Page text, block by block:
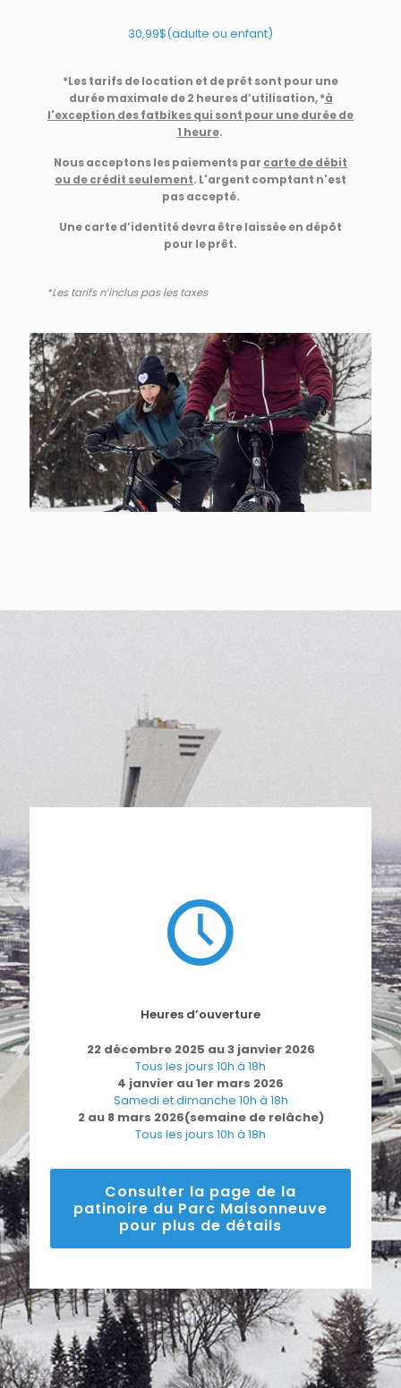
30,99$(adulte ou enfant)
*Les tarifs de location et de prêt sont pour une
durée maximale de 2 heures d’utilisation, *à
l'exception des fatbikes qui sont pour une durée de
1 heure.
Nous acceptons les paiements par carte de débit
ou de crédit seulement. L'argent comptant n'est
pas accepté.
Une carte d’identité devra être laissée en dépôt
pour le prêt.
*Les tarifs n’inclus pas les taxes
Heures d’ouverture
22 décembre 2025 au 3 janvier 2026
Tous les jours 10h à 18h
4 janvier au 1er mars 2026
Samedi et dimanche 10h à 18h
2 au 8 mars 2026(semaine de relâche)
Tous les jours 10h à 18h
Consulter la page de la
patinoire du Parc Maisonneuve
pour plus de détails